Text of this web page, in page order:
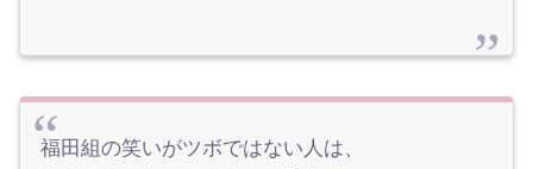
福田組の笑いがツボではない人は、